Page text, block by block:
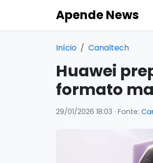
Apende News
Início Canaltech
Huawei
formato
29/01/2026 18:03 · Fonte: